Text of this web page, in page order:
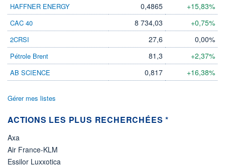
HAFFNER ENERGY
0,4865 +15,83%
CAC 40 8 734,03 +0,75%
2CRSI 27,6 0,00%
Pétrole Brent 81,3 +2,37%
AB SCIENCE 0,817 +16,38%
Gérer mes listes
ACTIONS LES PLUS RECHERCHÉES *
Axa
Air France-KLM
Essilor Luxxotica